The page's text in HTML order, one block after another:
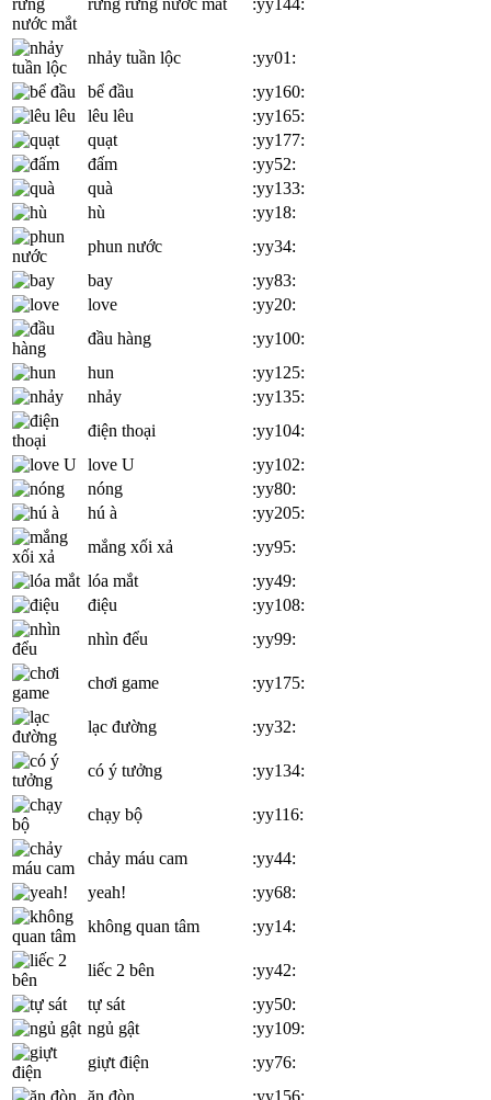
rưng rưng nước mắt :yy144:
nhảy tuần lộc
:yy01:
bể đầu
:yy160:
lêu lêu
:yy165:
quạt
:yy177:
đấm
:yy52:
quà
:yy133:
hù
:yy18:
phun nước
:yy34:
bay
:yy83:
love
:yy20:
đầu hàng
:yy100:
hun
:yy125:
nhảy
:yy135:
điện thoại
:yy104:
love U
:yy102:
nóng
:yy80:
hú à
:yy205:
mắng xối xả
:yy95:
lóa mắt
:yy49:
điệu
:yy108:
nhìn đểu
:yy99:
chơi game :yy175:
lạc đường :yy32:
có ý tưởng :yy134:
chạy bộ :yy116:
chảy máu cam
:yy44:
yeah!
:yy68:
không quan tâm
:yy14:
liếc 2 bên
:yy42:
tự sát
:yy50:
ngủ gật
:yy109:
giựt điện
:yy76:
ăn đòn
:yy156: